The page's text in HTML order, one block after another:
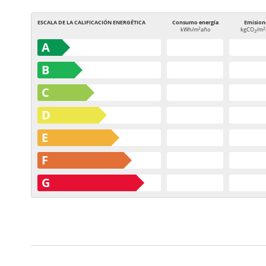
ESCALA DE LA CALIFICACIÓN ENERGÉTICA Consumo energía
kWh/m2año kgCO2/m2
A
B
C
D
E
F
G